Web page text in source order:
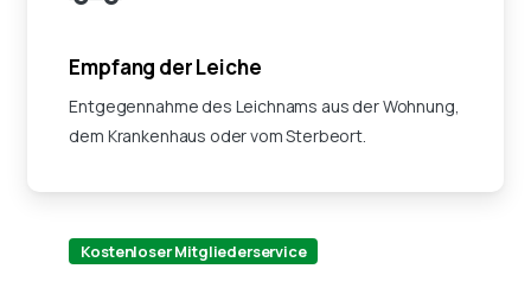
Empfang der Leiche
Entgegennahme des Leichnams aus der Wohnung,
dem Krankenhaus oder vom Sterbeort.
Kostenloser Mitgliederservice